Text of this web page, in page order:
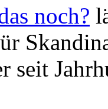
noch?
seit